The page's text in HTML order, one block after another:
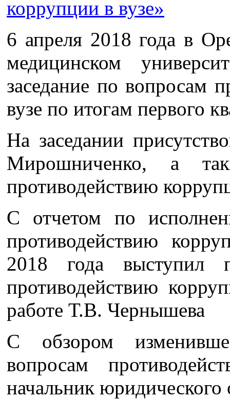
6 апреля 2018 года в
медицинском
заседание по вопросам
вузе по итогам первого
На заседании
Мирошниченко, а
противодействию
С отчетом по
противодействию
2018 года выступил
противодействию
работе Т.В. Чернышева
С обзором
вопросам
начальник